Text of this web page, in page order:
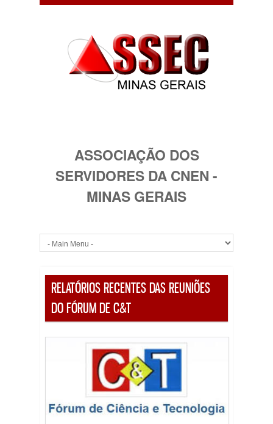
ASSOCIAÇÃO DOS
SERVIDORES DA CNEN -
MINAS GERAIS
RELATÓRIOS RECENTES DAS REUNIÕES
DO FÓRUM DE C&T